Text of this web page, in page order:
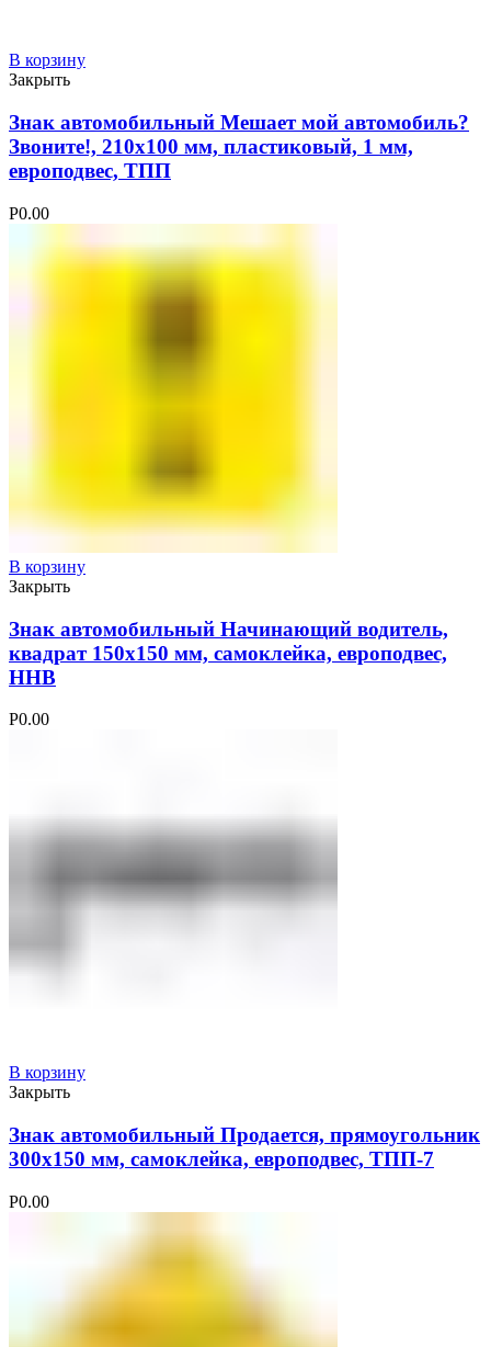
В корзину
Закрыть
Знак автомобильный Мешает мой автомобиль?
Звоните!, 210х100 мм, пластиковый, 1 мм,
европодвес, ТПП
Р0.00
В корзину
Закрыть
Знак автомобильный Начинающий водитель,
квадрат 150х150 мм, самоклейка, европодвес,
ННВ
Р0.00
В корзину
Закрыть
Знак автомобильный Продается, прямоугольник
300х150 мм, самоклейка, европодвес, ТПП-7
Р0.00